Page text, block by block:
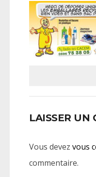
LAISSER UN
Vous devez vous
commentaire.